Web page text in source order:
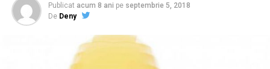
Publicat acum 8 ani pe septembrie 5, 2018
De Deny